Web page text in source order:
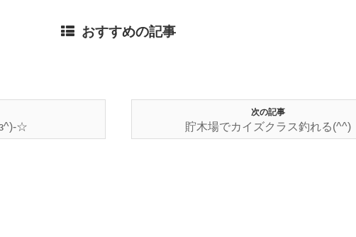
おすすめの記事
☆
次の記事
貯木場でカイズクラス釣れる(^^)